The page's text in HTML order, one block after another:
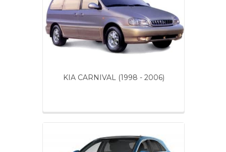
KIA CARNIVAL (1998 - 2006)